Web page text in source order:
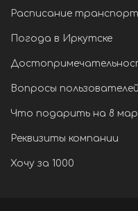
Расписание
Погода в Иркутске
Вопросы
Что подарить на 8
Реквизиты компании
Хочу за 1000